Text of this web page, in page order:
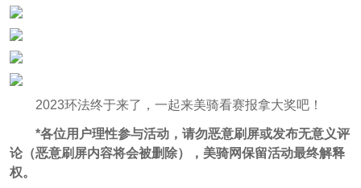
2023环法终于来了，一起来美骑看赛报拿大奖吧！
*各位用户理性参与活动，请勿恶意刷屏或发布无意义评
论（恶意刷屏内容将会被删除），美骑网保留活动最终解释
权。